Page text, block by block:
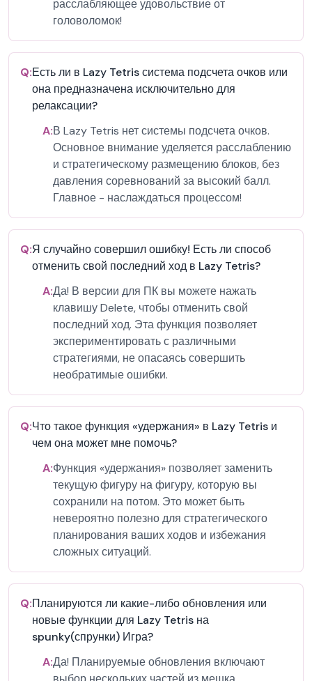
расслабляющее удовольствие от
головоломок!
Q:Есть ли в Lazy Tetris система подсчета очков или
она предназначена исключительно для
релаксации?
A:В Lazy Tetris нет системы подсчета очков.
Основное внимание уделяется расслаблению
и стратегическому размещению блоков, без
давления соревнований за высокий балл.
Главное - наслаждаться процессом!
Q:Я случайно совершил ошибку! Есть ли способ
отменить свой последний ход в Lazy Tetris?
A:Да! В версии для ПК вы можете нажать
клавишу Delete, чтобы отменить свой
последний ход. Эта функция позволяет
экспериментировать с различными
стратегиями, не опасаясь совершить
необратимые ошибки.
Q:Что такое функция «удержания» в Lazy Tetris и
чем она может мне помочь?
A:Функция «удержания» позволяет заменить
текущую фигуру на фигуру, которую вы
сохранили на потом. Это может быть
невероятно полезно для стратегического
планирования ваших ходов и избежания
сложных ситуаций.
Q:Планируются ли какие-либо обновления или
новые функции для Lazy Tetris на
spunky(спрунки) Игра?
A:Да! Планируемые обновления включают